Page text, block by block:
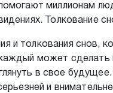
миллионам
Толкование
и толкования снов,
может сделать
в свое
и